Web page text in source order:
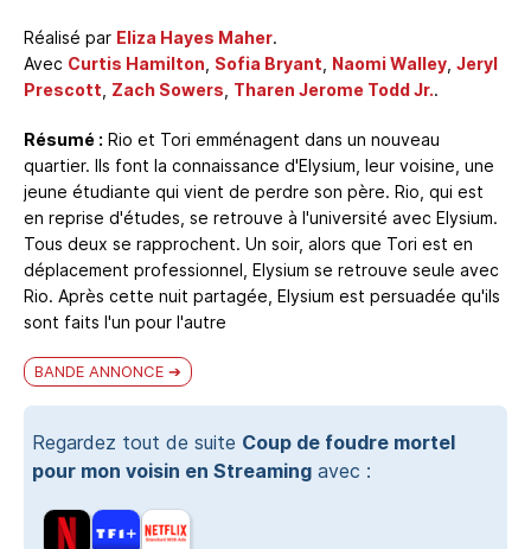
Réalisé par Eliza Hayes Maher.
Avec Curtis Hamilton, Sofia Bryant, Naomi Walley, Jeryl
Prescott, Zach Sowers, Tharen Jerome Todd Jr..
Résumé : Rio et Tori emménagent dans un nouveau
quartier. Ils font la connaissance d'Elysium, leur voisine, une
jeune étudiante qui vient de perdre son père. Rio, qui est
en reprise d'études, se retrouve à l'université avec Elysium.
Tous deux se rapprochent. Un soir, alors que Tori est en
déplacement professionnel, Elysium se retrouve seule avec
Rio. Après cette nuit partagée, Elysium est persuadée qu'ils
sont faits l'un pour l'autre
BANDE ANNONCE
Regardez tout de suite Coup de foudre mortel
pour mon voisin en Streaming avec :